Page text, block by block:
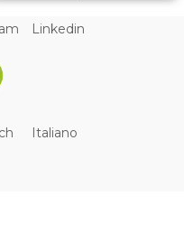
Italiano
Linkedin